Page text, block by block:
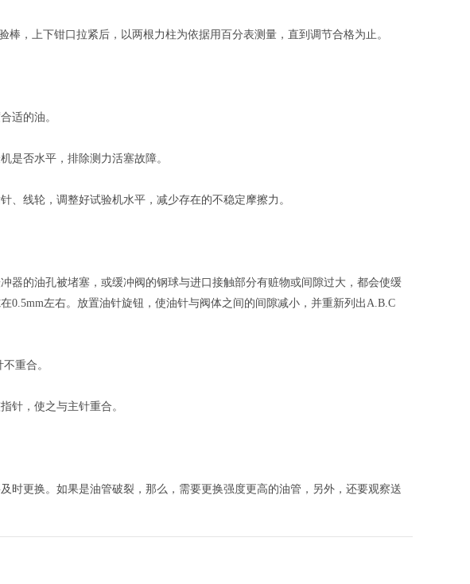
，上下钳口拉紧后，以两根力柱为依据用百分表测量，直到调节合格为止。
适的油。
是否水平，排除测力活塞故障。
、线轮，调整好试验机水平，减少存在的不稳定摩擦力。
器的油孔被堵塞，或缓冲阀的钢球与进口接触部分有赃物或间隙过大，都会使缓
0.5mm左右。放置油针旋钮，使油针与阀体之间的间隙减小，并重新列出A.B.C
重合。
针，使之与主针重合。
时更换。如果是油管破裂，那么，需要更换强度更高的油管，另外，还要观察送